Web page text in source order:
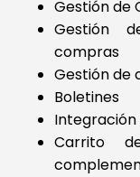
Gestión de
Gestión
compras
Gestión de
Boletines
Integración
Carrito